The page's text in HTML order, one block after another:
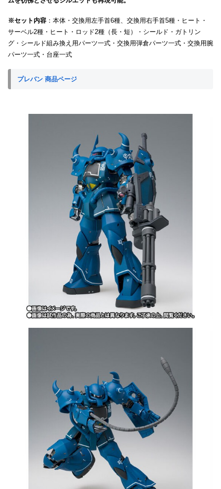
※セット内容 ：本体・交換用左手首6種、交換用右手首5種・ヒート・
サーベル2種・ヒート・ロッド2種（長・短）・シールド・ガトリン
グ・シールド組み換え用パーツ一式・交換用弾倉パーツ一式・交換用腕
パーツ一式・台座一式
プレバン 商品ページ